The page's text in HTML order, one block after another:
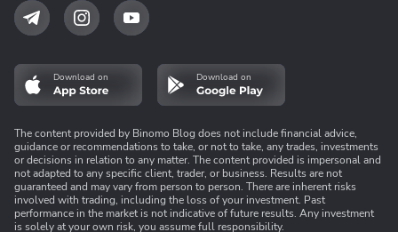
Download on Download on
The content provided by Binomo Blog does not include financial advice,
guidance or recommendations to take, or not to take, any trades, investments
or decisions in relation to any matter. The content provided is impersonal and
not adapted to any specific client, trader, or business. Results are not
guaranteed and may vary from person to person. There are inherent risks
involved with trading, including the loss of your investment. Past
performance in the market is not indicative of future results. Any investment
is solely at your own risk, you assume full responsibility.